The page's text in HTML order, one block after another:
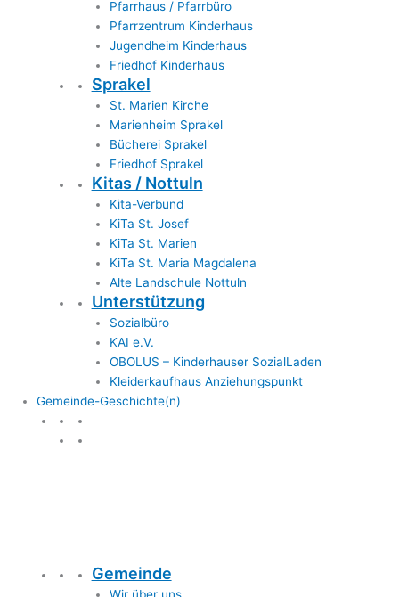
Pfarrhaus / Pfarrbüro
Pfarrzentrum Kinderhaus
Jugendheim Kinderhaus
Friedhof Kinderhaus
Sprakel
St. Marien Kirche
Marienheim Sprakel
Bücherei Sprakel
Friedhof Sprakel
Kitas / Nottuln
Kita-Verbund
KiTa St. Josef
KiTa St. Marien
KiTa St. Maria Magdalena
Alte Landschule Nottuln
Unterstützung
Sozialbüro
KAI e.V.
OBOLUS – Kinderhauser SozialLaden
Kleiderkaufhaus Anziehungspunkt
Gemeinde-Geschichte(n)
Gemeinde